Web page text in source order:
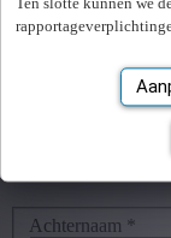
Ten slotte kunnen we
Home
Express
Een
Achternaam *